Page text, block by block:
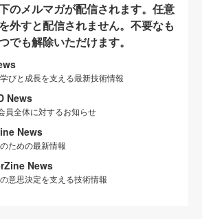
のメルマガが配信されます。任意
外すと配信されません。不要なも
でも解除いただけます。
びと成長を支える最新技術情報
News
員全体に対するお知らせ
News
ための最新情報
News
意思決定を支える技術情報